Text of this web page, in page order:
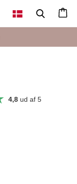
4,8ud af 5